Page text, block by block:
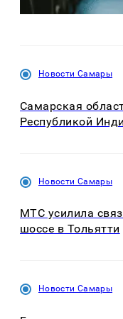
Новости Самары
Самарская
Республикой
Новости Самары
МТС усилила
шоссе в Тольятти
Новости Самары